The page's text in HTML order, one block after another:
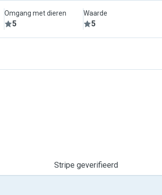
Omgang met dieren
5
Waarde
5
Stripe geverifieerd